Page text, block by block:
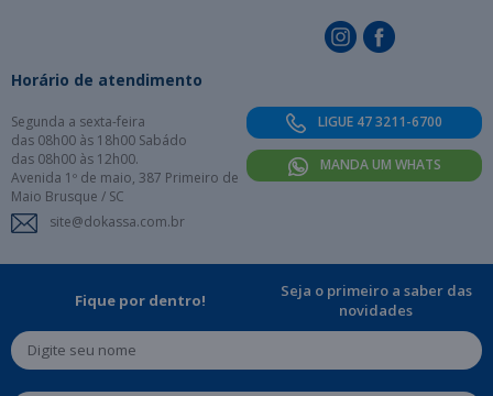
Horário de atendimento
Segunda a sexta-feira
das 08h00 às 18h00 Sabádo
das 08h00 às 12h00.
Avenida 1º de maio, 387 Primeiro de
Maio Brusque / SC
site@dokassa.com.br
LIGUE 47 3211-6700
MANDA UM WHATS
Fique por dentro!
Seja o primeiro a saber das
novidades